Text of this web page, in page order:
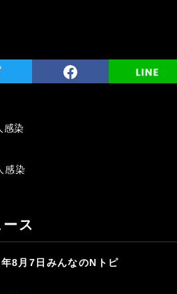
感染
感染
ース
8月7日みんなのNトピ